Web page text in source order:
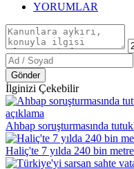
YORUMLAR
Gönder
İlginizi Çekebilir
Ahbap soruşturmasında
Haliç'te 7 yılda 240 bin